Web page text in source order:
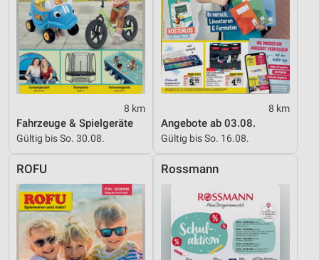
8 km
Fahrzeuge & Spielgeräte
Gültig bis So. 30.08.
8 km
Angebote ab 03.08.
Gültig bis So. 16.08.
ROFU Rossmann
Notwendig
Performance
Funktional